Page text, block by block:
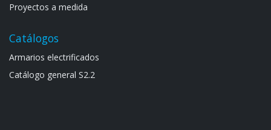
Proyectos a medida
Catálogos
Armarios electrif​icad​os
Catálogo general S​2.2